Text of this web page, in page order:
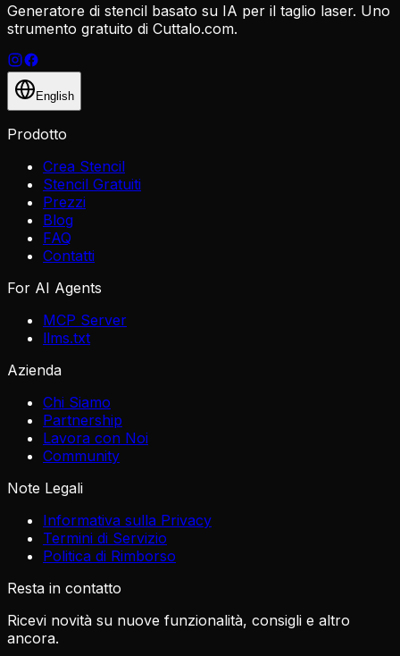
Generatore di stencil basato su IA per il taglio laser. Uno
strumento gratuito di Cuttalo.com.
English
Prodotto
Crea Stencil
Stencil Gratuiti
Prezzi
Blog
FAQ
Contatti
For AI Agents
MCP Server
llms.txt
Azienda
Chi Siamo
Partnership
Lavora con Noi
Community
Note Legali
Informativa sulla Privacy
Termini di Servizio
Politica di Rimborso
Resta in contatto
Ricevi novità su nuove funzionalità, consigli e altro
ancora.